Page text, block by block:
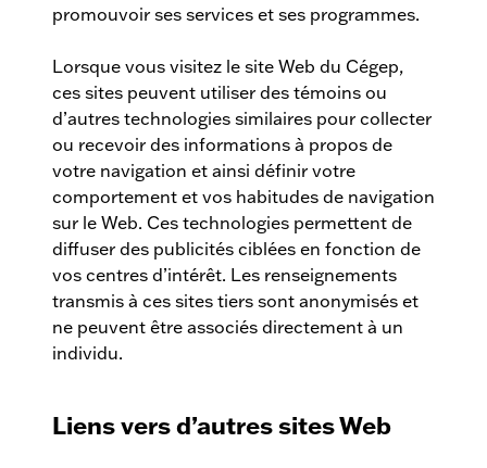
promouvoir ses services et ses programmes.
Lorsque vous visitez le site Web du Cégep,
ces sites peuvent utiliser des témoins ou
d’autres technologies similaires pour collecter
ou recevoir des informations à propos de
votre navigation et ainsi définir votre
comportement et vos habitudes de navigation
sur le Web. Ces technologies permettent de
diffuser des publicités ciblées en fonction de
vos centres d’intérêt. Les renseignements
transmis à ces sites tiers sont anonymisés et
ne peuvent être associés directement à un
individu.
Liens vers d’autres sites Web